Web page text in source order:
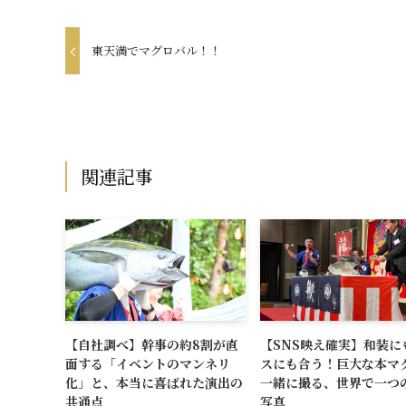
東天満でマグロバル！！
関連記事
【自社調べ】幹事の約8割が直
面する「イベントのマンネリ
化」と、本当に喜ばれた演出の
共通点
【SNS映え確実】和装
スにも合う！巨大な本マ
一緒に撮る、世界で一つ
写真